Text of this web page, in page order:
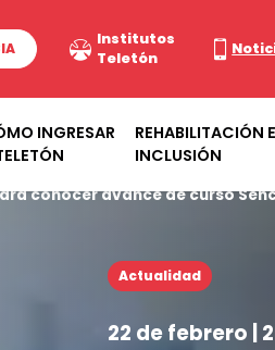
Institutos
Teletón
INGRESAR
REHABILITACIÓN E
INCLUSIÓN
conocer avance de curso
Actualidad
22 de febrero |